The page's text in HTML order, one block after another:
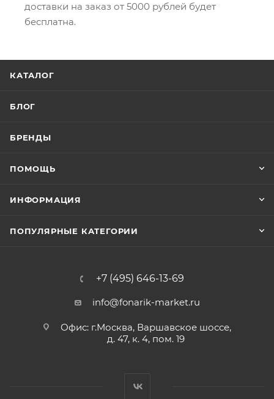
доставки на заказ от 5000 рублей будет
бесплатна.
КАТАЛОГ
БЛОГ
БРЕНДЫ
ПОМОЩЬ
ИНФОРМАЦИЯ
ПОПУЛЯРНЫЕ КАТЕГОРИИ
+7 (495) 646-13-69
info@fonarik-market.ru
Офис: г.Москва, Варшавское шоссе,
д. 47, к. 4, пом. 19